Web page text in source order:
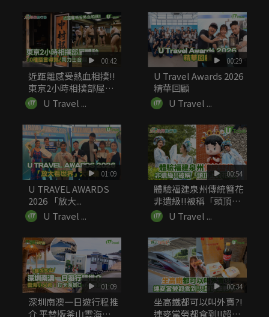
00:42
近距離感受熱血相撲!!
東京2小時相撲部屋體
驗 ...
U Travel ...
00:29
U Travel Awards 2026
精華回顧
U Travel ...
01:09
U TRAVEL AWARDS
2026 「放大...
U Travel ...
00:54
體驗福建泉州傳統簪花
非遺級!!被稱「頭頂上
的...
U Travel ...
01:09
深圳南澳一日遊行程推
介 平替版釜山雲海小
00:34
坐高鐵都可以叫外賣?!
連麥當勞都食到!!超詳